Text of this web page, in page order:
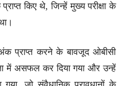
किए थे, जिन्हें मुख्य परीक्षा के
प्राप्त करने के बावजूद ओबीसी
में असफल कर दिया गया और उन्हें